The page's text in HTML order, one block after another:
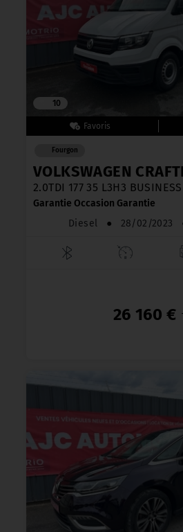
10
Fourgon
VOLKSWAGEN
2.0TDI 177 35 L3H3 BUSINESS
Garantie Occasion Garantie
Diesel
● 28/02/2023
26 160 €